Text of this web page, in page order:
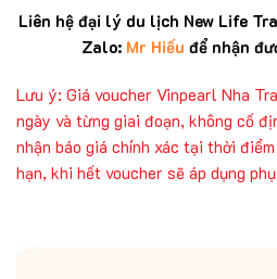
Liên hệ đại lý du lịch New Life
Zalo: Mr Hiếu để nhận
Lưu ý: Giá voucher Vinpearl Nha
ngày và từng giai đoạn, không cố
nhận báo giá chính xác tại thời
hạn, khi hết voucher sẽ áp dụng